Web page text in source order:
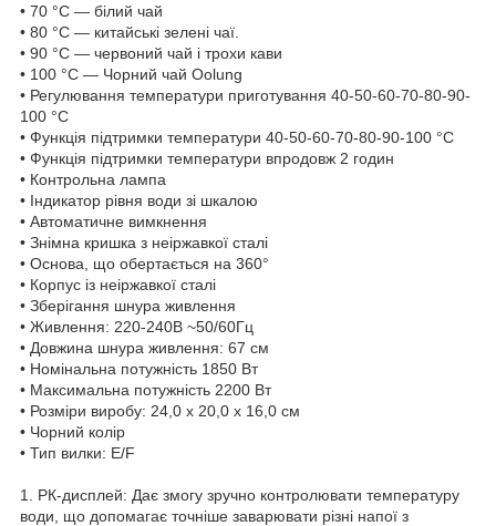
• 70 °C — білий чай
• 80 °C — китайські зелені чаї.
• 90 °C — червоний чай і трохи кави
• 100 °C — Чорний чай Oolung
• Регулювання температури приготування 40-50-60-70-80-90-
100 °C
• Функція підтримки температури 40-50-60-70-80-90-100 °C
• Функція підтримки температури впродовж 2 годин
• Контрольна лампа
• Індикатор рівня води зі шкалою
• Автоматичне вимкнення
• Знімна кришка з неіржавкої сталі
• Основа, що обертається на 360°
• Корпус із неіржавкої сталі
• Зберігання шнура живлення
• Живлення: 220-240В ~50/60Гц
• Довжина шнура живлення: 67 см
• Номінальна потужність 1850 Вт
• Максимальна потужність 2200 Вт
• Розміри виробу: 24,0 х 20,0 х 16,0 см
• Чорний колір
• Тип вилки: E/F
1. РК-дисплей: Дає змогу зручно контролювати температуру
води, що допомагає точніше заварювати різні напої з